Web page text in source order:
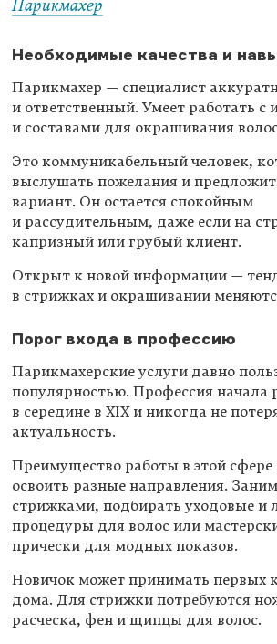
Парикмахер
Необходимые качества и
Парикмахер — специалист
и ответственный. Умеет работать с
и составами для окрашивания
Это коммуникабельный человек,
выслушать пожелания и
вариант. Он остается спокойным
и рассудительным, даже если на
капризный или грубый клиент.
Открыт к новой информации —
в стрижках и окрашивании
Порог входа в профессию
Парикмахерские услуги давно
популярностью. Профессия начала
в середине в XIX и никогда не
актуальность.
Преимущество работы в этой
освоить разные направления.
стрижками, подбирать уходовые и
процедуры для волос или
прически для модных показов.
Новичок может принимать первых
дома. Для стрижки потребуются
расческа, фен и щипцы для волос.